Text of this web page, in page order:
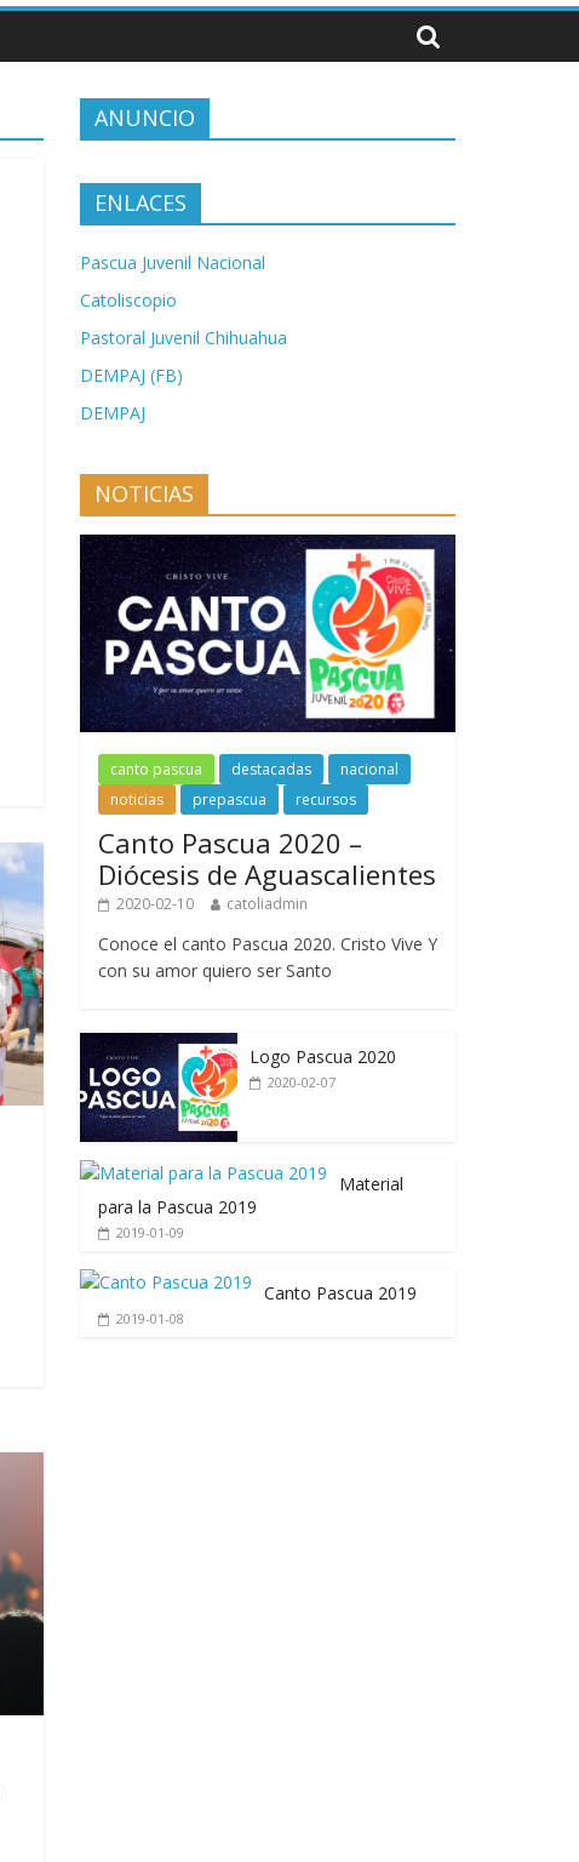
ANUNCIO
ENLACES
Pascua Juvenil Nacional
Catoliscopio
Pastoral Juvenil Chihuahua
DEMPAJ (FB)
DEMPAJ
NOTICIAS
canto pascua destacadas
nacional
noticias
prepascua recursos
Canto Pascua 2020 –
Diócesis de Aguascalientes
2020-02-10 catoliadmin
Conoce el canto Pascua 2020. Cristo Vive Y
con su amor quiero ser Santo
Logo Pascua 2020
2020-02-07
Material
para la Pascua 2019
2019-01-09
Canto Pascua 2019
2019-01-08